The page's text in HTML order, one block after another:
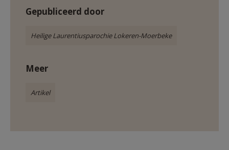
Gepubliceerd door
Heilige Laurentiusparochie Lokeren-Moerbeke
Meer
Artikel